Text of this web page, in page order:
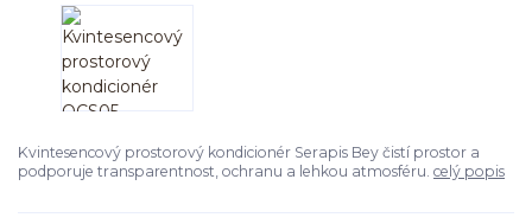
Kvintesencový prostorový kondicionér Serapis Bey čistí prostor a
podporuje transparentnost, ochranu a lehkou atmosféru. celý popis